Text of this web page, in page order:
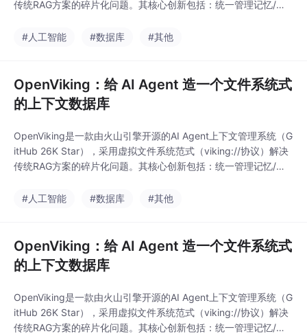
传统RAG方案的碎片化问题。其核心创新包括：统一管理记忆/资
递归检索提升准确率、可视化检索轨迹辅助调试，以及自动会话记
#人工智能 #数据库 #其他
OpenViking：给 AI Agent 造一个文件系统式
的上下文数据库
OpenViking是一款由火山引擎开源的AI Agent上下文管理系统（G
itHub 26K Star），采用虚拟文件系统范式（viking://协议）解决
传统RAG方案的碎片化问题。其核心创新包括：统一管理记忆/资
递归检索提升准确率、可视化检索轨迹辅助调试，以及自动会话记
#人工智能 #数据库 #其他
OpenViking：给 AI Agent 造一个文件系统式
的上下文数据库
OpenViking是一款由火山引擎开源的AI Agent上下文管理系统（G
itHub 26K Star），采用虚拟文件系统范式（viking://协议）解决
传统RAG方案的碎片化问题。其核心创新包括：统一管理记忆/资